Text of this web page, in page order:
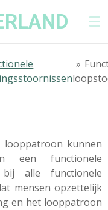
»
looppatroon kunnen
een functionele
bij alle functionele
mensen opzettelijk
en het looppatroon